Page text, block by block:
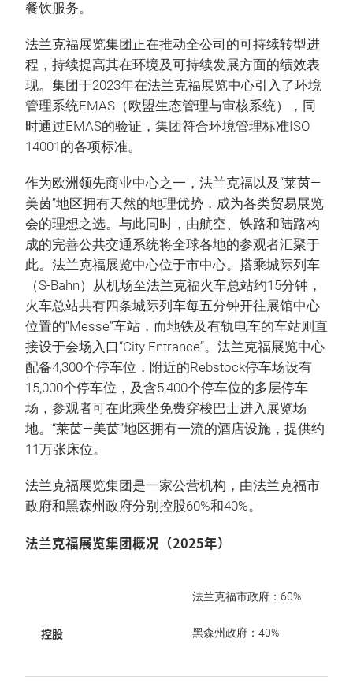
餐饮服务。
法兰克福展览集团正在推动全公司的可持续转型进
程，持续提高其在环境及可持续发展方面的绩效表
现。集团于2023年在法兰克福展览中心引入了环境
管理系统EMAS（欧盟生态管理与审核系统），同
时通过EMAS的验证，集团符合环境管理标准ISO
14001的各项标准。
作为欧洲领先商业中心之一，法兰克福以及“莱茵—
美茵”地区拥有天然的地理优势，成为各类贸易展览
会的理想之选。与此同时，由航空、铁路和陆路构
成的完善公共交通系统将全球各地的参观者汇聚于
此。法兰克福展览中心位于市中心。搭乘城际列车
（S-Bahn）从机场至法兰克福火车总站约15分钟，
火车总站共有四条城际列车每五分钟开往展馆中心
位置的“Messe”车站，而地铁及有轨电车的车站则直
接设于会场入口“City Entrance”。法兰克福展览中心
配备4,300个停车位，附近的Rebstock停车场设有
15,000个停车位，及含5,400个停车位的多层停车
场，参观者可在此乘坐免费穿梭巴士进入展览场
地。“莱茵—美茵”地区拥有一流的酒店设施，提供约
11万张床位。
法兰克福展览集团是一家公营机构，由法兰克福市
政府和黑森州政府分别控股60%和40%。
法兰克福展览集团概况（2025年）
控股
法兰克福市政府：60%
黑森州政府：40%